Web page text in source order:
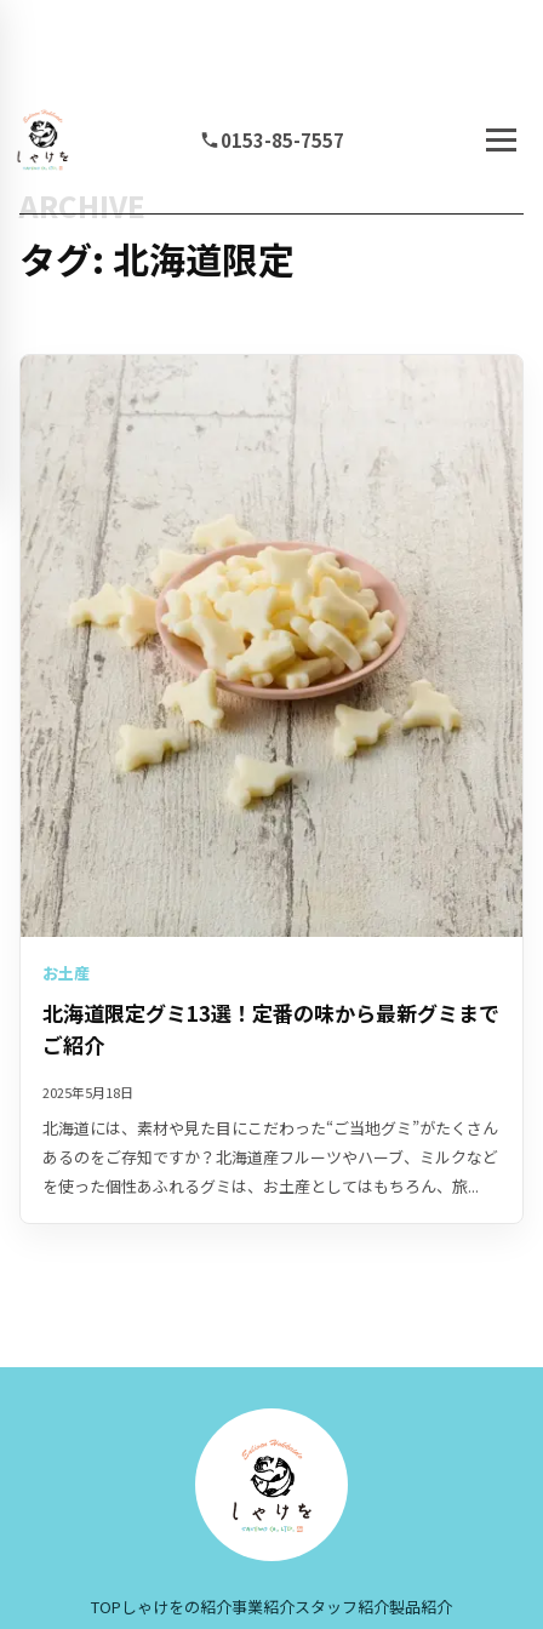
0153-85-7557
ARCHIVE
タグ: 北海道限定
お土産
北海道限定グミ13選！定番の味から最新グミまで
ご紹介
2025年5月18日
北海道には、素材や見た目にこだわった“ご当地グミ”がたくさん
あるのをご存知ですか？北海道産フルーツやハーブ、ミルクなど
を使った個性あふれるグミは、お土産としてはもちろん、旅...
TOP しゃけをの紹介事業紹介スタッフ紹介製品紹介